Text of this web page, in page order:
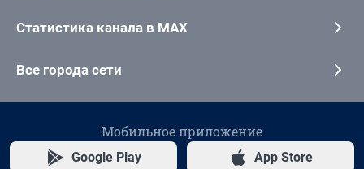
Статистика канала в MAX
Все города сети
Мобильное приложение
Google Play App Store